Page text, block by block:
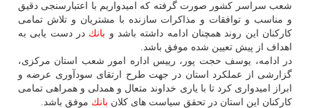
شعب سراسر كشور صورت گرفته كه امیدواریم با اعتبارسنجی دقیق
و مناسب و توافقات و مذاكرات سازنده با مشتریان و تلاش تمامی
كاركنان این روند همچنان ادامه داشته باشد و بانك در دست یابی به
اهداف از پیش تعیین شده موفق باشد.
در ادامه، یوسف حجت پور، رییس اداره امور شعب استان مركزی،
گزارشی از عملكرد استان در جهت طرح ارتقای سودآوری عرضه و
ابراز امیدواری كرد تا با یاری خداوند متعال و همدلی و همراهی تمامی
كاركنان این استان در تحقق سیاست های كلان بانك موفق باشد.